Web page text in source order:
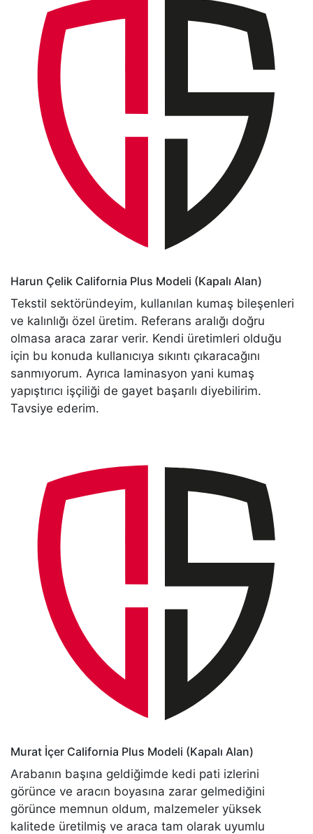
Harun Çelik California Plus Modeli (Kapalı Alan)
Tekstil sektöründeyim, kullanılan kumaş bileşenleri
ve kalınlığı özel üretim. Referans aralığı doğru
olmasa araca zarar verir. Kendi üretimleri olduğu
için bu konuda kullanıcıya sıkıntı çıkaracağını
sanmıyorum. Ayrıca laminasyon yani kumaş
yapıştırıcı işçiliği de gayet başarılı diyebilirim.
Tavsiye ederim.
Murat İçer California Plus Modeli (Kapalı Alan)
Arabanın başına geldiğimde kedi pati izlerini
görünce ve aracın boyasına zarar gelmediğini
görünce memnun oldum, malzemeler yüksek
kalitede üretilmiş ve araca tam olarak uyumlu